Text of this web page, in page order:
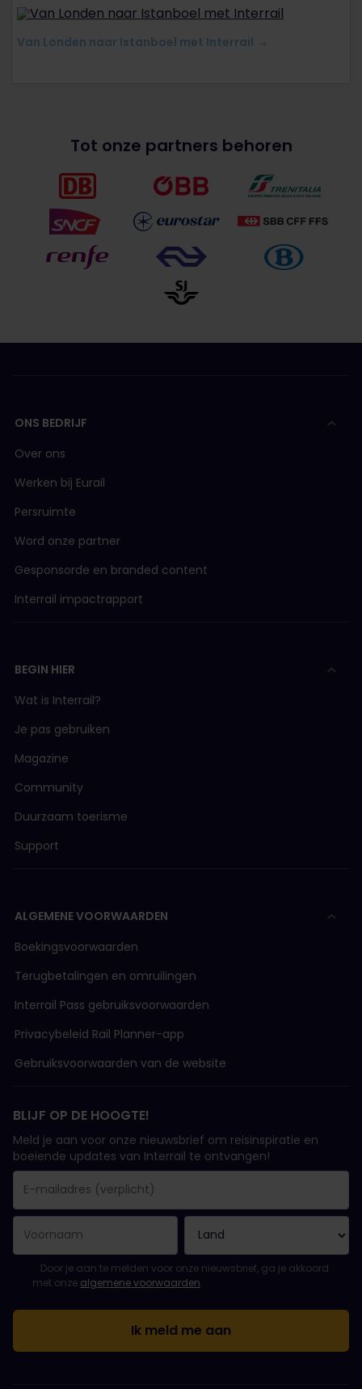
Van Londen naar Istanboel met Interrail
Tot onze partners behoren
ONS BEDRIJF
Over ons
Werken bij Eurail
Persruimte
Word onze partner
Gesponsorde en branded content
Interrail impactrapport
BEGIN HIER
Wat is Interrail?
Je pas gebruiken
Magazine
Community
Duurzaam toerisme
Support
ALGEMENE VOORWAARDEN
Boekingsvoorwaarden
Terugbetalingen en omruilingen
Interrail Pass gebruiksvoorwaarden
Privacybeleid Rail Planner-app
Gebruiksvoorwaarden van de website
BLIJF OP DE HOOGTE!
Meld je aan voor onze nieuwsbrief om reisinspiratie en
boeiende updates van Interrail te ontvangen!
E-mailadres is een verplicht veld!
E-mailadres is ongeldig!
Fout bij het abonneren op de nieuwsbrief. Probeer het later
Je hebt je al geabonneerd op deze nieuwsbrief!
Ga akkoord met de algemene voorwaarden om je in te
Door je aan te melden voor onze nieuwsbrief, ga je akkoord
met onze algemene voorwaarden.